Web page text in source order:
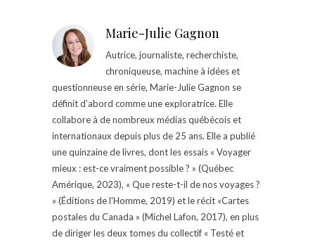
Marie-Julie Gagnon
Autrice, journaliste, recherchiste,
chroniqueuse, machine à idées et
questionneuse en série, Marie-Julie Gagnon se
définit d’abord comme une exploratrice. Elle
collabore à de nombreux médias québécois et
internationaux depuis plus de 25 ans. Elle a publié
une quinzaine de livres, dont les essais « Voyager
mieux : est-ce vraiment possible ? » (Québec
Amérique, 2023), « Que reste-t-il de nos voyages ?
» (Éditions de l'Homme, 2019) et le récit «Cartes
postales du Canada » (Michel Lafon, 2017), en plus
de diriger les deux tomes du collectif « Testé et